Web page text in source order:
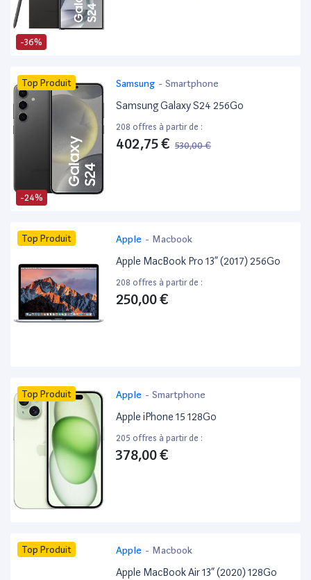
-36%
-24%
Top Produit Samsung - Smartphone
Samsung Galaxy S24 256Go
208 offres à partir de :
402,75 € 530,00 €
Top Produit Apple - Macbook
Apple MacBook Pro 13” (2017) 256Go
208 offres à partir de :
250,00 €
Top Produit Apple - Smartphone
Apple iPhone 15 128Go
205 offres à partir de :
378,00 €
Top Produit Apple - Macbook
Apple MacBook Air 13” (2020) 128Go